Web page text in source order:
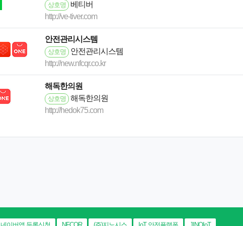
상호명
베티버
http://ve-tiver.com
안전관리시스템
상호명
안전관리시스템
http://new.nfcqr.co.kr
해독한의원
상호명
해독한의원
http://hedok75.com